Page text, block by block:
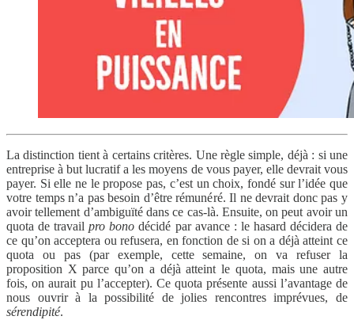
La distinction tient à certains critères. Une règle simple, déjà : si une
entreprise à but lucratif a les moyens de vous payer, elle devrait vous
payer. Si elle ne le propose pas, c’est un choix, fondé sur l’idée que
votre temps n’a pas besoin d’être rémunéré. Il ne devrait donc pas y
avoir tellement d’ambiguïté dans ce cas-là. Ensuite, on peut avoir un
quota de travailpro bonodécidé par avance : le hasard décidera de
ce qu’on acceptera ou refusera, en fonction de si on a déjà atteint ce
quota ou pas (par exemple, cette semaine, on va refuser la
proposition X parce qu’on a déjà atteint le quota, mais une autre
fois, on aurait pu l’accepter). Ce quota présente aussi l’avantage de
nous ouvrir à la possibilité de jolies rencontres imprévues, de
sérendipité.